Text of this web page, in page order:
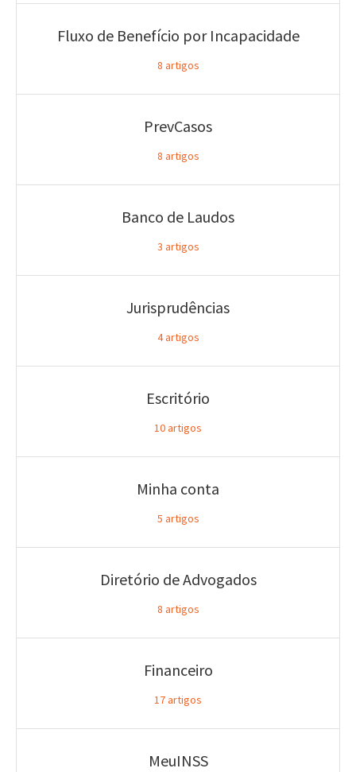
Fluxo de Benefício por Incapacidade
8 artigos
PrevCasos
8 artigos
Banco de Laudos
3 artigos
Jurisprudências
4artigos
Escritório
10artigos
Minha conta
5 artigos
Diretório de Advogados
8 artigos
Financeiro
17artigos
MeuINSS